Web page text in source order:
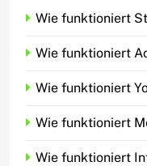
Wie funktioniert
Wie funktioniert
Wie funktioniert
Wie funktioniert
Wie funktioniert